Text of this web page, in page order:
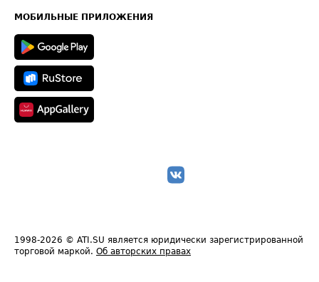
Техническая информация
МОБИЛЬНЫЕ ПРИЛОЖЕНИЯ
1998-2026 © ATI.SU является юридически зарегистрированной
торговой маркой. Об авторских правах